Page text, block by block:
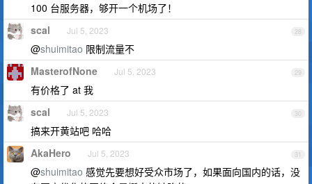
100 台服务器，够开一个机场了！
28
scal Jul 5, 2023
@shuimitao 限制流量不
29
MasterofNone Jul 5, 2023
有价格了 at 我
30
scal Jul 5, 2023
搞来开黄站吧 哈哈
31
AkaHero Jul 5, 2023
@shuimitao 感觉先要想好受众市场了，如果面向国内的话，没